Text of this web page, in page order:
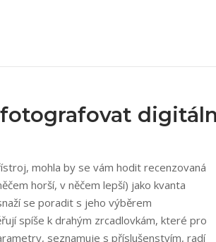
fotografovat
mohla by se vám hodit recenzovaná
horší, v něčem lepší) jako kvanta
se poradit s jeho výběrem
spíše k drahým zrcadlovkám, které pro
seznamuje s příslušenstvím, radí